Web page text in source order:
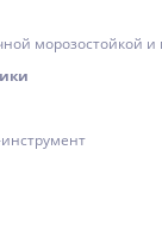
морозостойкой и